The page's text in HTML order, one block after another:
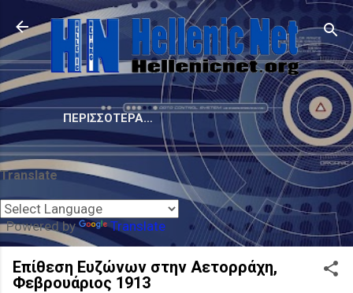
Μετάβαση στο κύριο περιεχόμενο
ΠΕΡΙΣΣΌΤΕΡΑ…
Translate
Powered by Translate
Επίθεση Ευζώνων στην Αετορράχη,
Φεβρουάριος 1913